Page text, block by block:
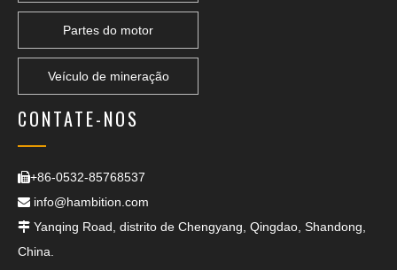
Partes do motor
Veículo de mineração
subterrânea
CONTATE-NOS
+86-0532-85768537
 info@hambition.com
 Yanqing Road, distrito de Chengyang, Qingdao, Shandong,
China.